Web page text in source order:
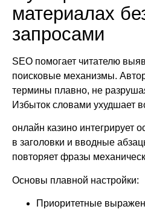
материалах
запросами
SEO помогает читателю
поисковые механизмы.
термины плавно, не
Избыток словами ухудшает
онлайн казино интегрирует
в заголовки и вводные
повторяет фразы
Основы плавной настройки:
Приоритетные